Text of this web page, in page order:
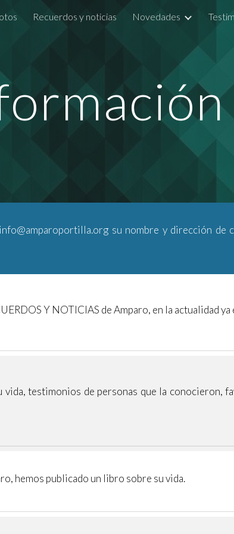
Skip to navigation
Recuerdos y noticias Novedades
su nombre y dirección
Y NOTICIAS de Amparo, en la actualidad
testimonios de personas que la conocieron,
hemos publicado un libro sobre su vida.